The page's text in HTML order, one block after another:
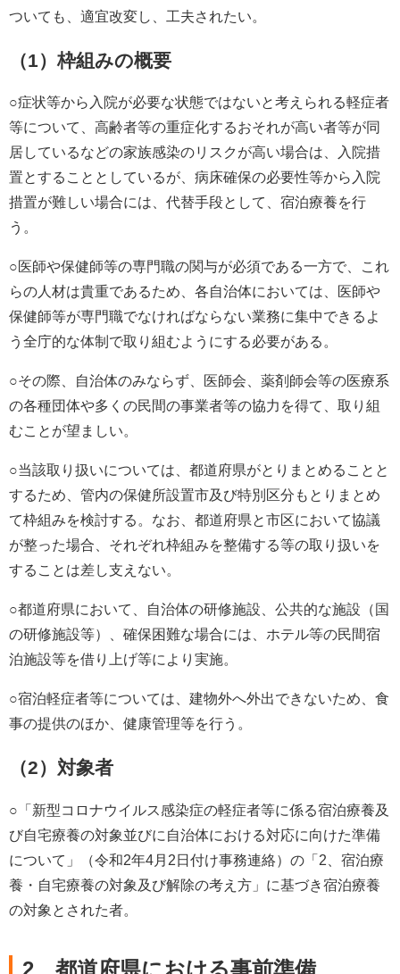
ついても、適宜改変し、工夫されたい。
（1）枠組みの概要
○症状等から入院が必要な状態ではないと考えられる軽症者
等について、高齢者等の重症化するおそれが高い者等が同
居しているなどの家族感染のリスクが高い場合は、入院措
置とすることとしているが、病床確保の必要性等から入院
措置が難しい場合には、代替手段として、宿泊療養を行
う。
○医師や保健師等の専門職の関与が必須である一方で、これ
らの人材は貴重であるため、各自治体においては、医師や
保健師等が専門職でなければならない業務に集中できるよ
う全庁的な体制で取り組むようにする必要がある。
○その際、自治体のみならず、医師会、薬剤師会等の医療系
の各種団体や多くの民間の事業者等の協力を得て、取り組
むことが望ましい。
○当該取り扱いについては、都道府県がとりまとめることと
するため、管内の保健所設置市及び特別区分もとりまとめ
て枠組みを検討する。なお、都道府県と市区において協議
が整った場合、それぞれ枠組みを整備する等の取り扱いを
することは差し支えない。
○都道府県において、自治体の研修施設、公共的な施設（国
の研修施設等）、確保困難な場合には、ホテル等の民間宿
泊施設等を借り上げ等により実施。
○宿泊軽症者等については、建物外へ外出できないため、食
事の提供のほか、健康管理等を行う。
（2）対象者
○「新型コロナウイルス感染症の軽症者等に係る宿泊療養及
び自宅療養の対象並びに自治体における対応に向けた準備
について」（令和2年4月2日付け事務連絡）の「2、宿泊療
養・自宅療養の対象及び解除の考え方」に基づき宿泊療養
の対象とされた者。
2、都道府県における事前準備